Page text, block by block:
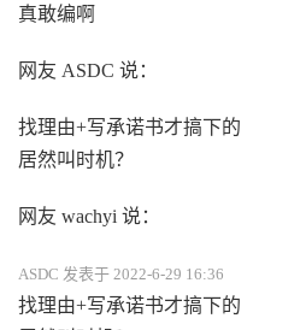
真敢编啊
网友 ASDC 说：
找理由+写承诺书才搞下的
居然叫时机？
网友 wachyi 说：
ASDC 发表于 2022-6-29 16:36
找理由+写承诺书才搞下的